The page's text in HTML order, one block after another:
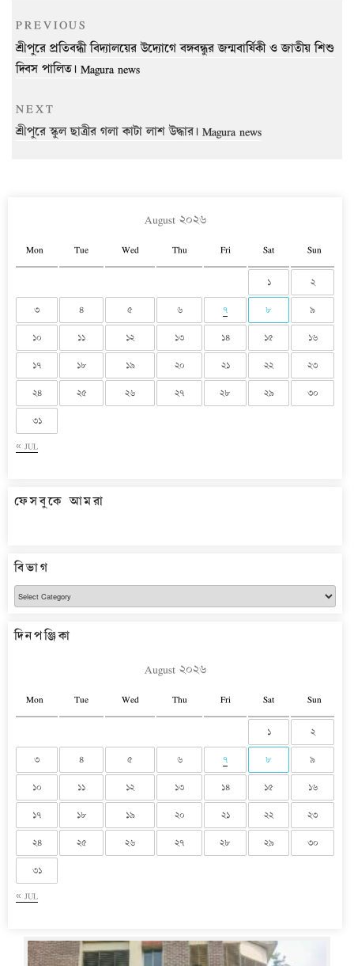
Post
navigation
Previous
Post
PREVIOUS
শ্রীপুরে প্রতিবন্ধী বিদ্যালয়ের উদ্যোগে বঙ্গবন্ধুর জন্মবার্ষিকী ও জাতীয় শিশু
দিবস পালিত। Magura news
Next
Post
NEXT
শ্রীপুরে স্কুল ছাত্রীর গলা কাটা লাশ উদ্ধার। Magura news
August ২০২৬
Mon Tue Wed Thu Fri Sat Sun
« JUL
১ ২
৩ ৪ ৫ ৬ ৭ ৮ ৯
১০ ১১ ১২ ১৩ ১৪ ১৫ ১৬
১৭ ১৮ ১৯ ২০ ২১ ২২ ২৩
২৪ ২৫ ২৬ ২৭ ২৮ ২৯ ৩০
৩১
ফেসবুকে আমরা
বিভাগ
বিভাগ
দিনপঞ্জিকা
August ২০২৬
Mon Tue Wed Thu Fri Sat Sun
« JUL
১ ২
৩ ৪ ৫ ৬ ৭ ৮ ৯
১০ ১১ ১২ ১৩ ১৪ ১৫ ১৬
১৭ ১৮ ১৯ ২০ ২১ ২২ ২৩
২৪ ২৫ ২৬ ২৭ ২৮ ২৯ ৩০
৩১